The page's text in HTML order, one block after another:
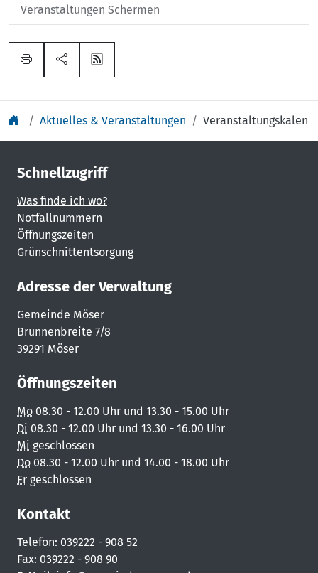
Veranstaltungen Schermen
Aktuelles & Veranstaltungen
Schnellzugriff
Was finde ich wo?
Notfallnummern
Öffnungszeiten
Grünschnittentsorgung
Adresse der Verwaltung
Gemeinde Möser
Brunnenbreite 7/8
39291 Möser
Öffnungszeiten
Mo 08.30 - 12.00 Uhr und 13.30 - 15.00 Uhr
Di 08.30 - 12.00 Uhr und 13.30 - 16.00 Uhr
Mi geschlossen
Do 08.30 - 12.00 Uhr und 14.00 - 18.00 Uhr
Fr geschlossen
Kontakt
Telefon: 039222 - 908 52
Fax: 039222 - 908 90